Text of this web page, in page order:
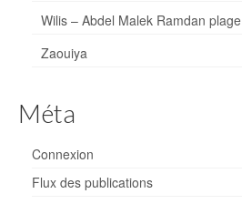
Wilis – Abdel Malek Ramdan plage
Zaouiya
Méta
Connexion
Flux des publications